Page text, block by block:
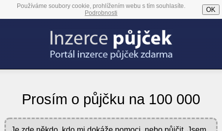
Používáme soubory cookie, prohlížením webu s tím souhlasíte.
Podrobnosti
OK
Prosím o půjčku na 100 000